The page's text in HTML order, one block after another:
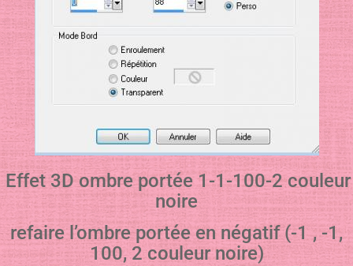
Effet 3D ombre portée 1-1-100-2 couleur
noire
refaire l’ombre portée en négatif (-1 , -1,
100, 2 couleur noire)